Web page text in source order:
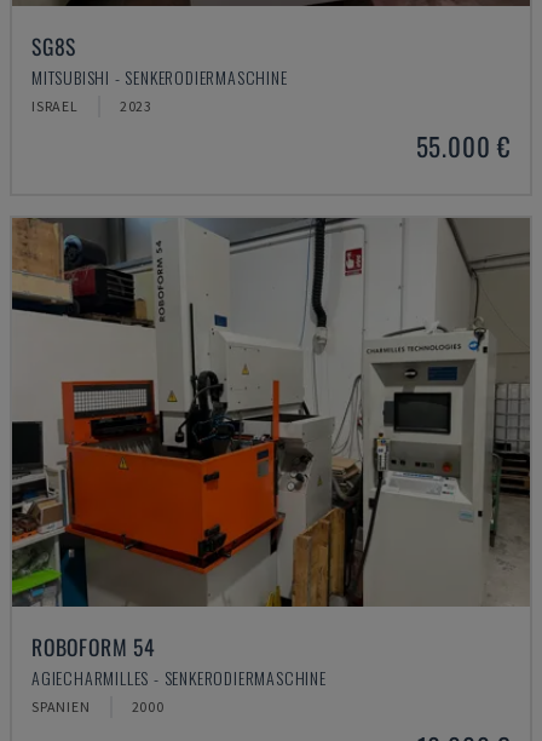
SG8S
MITSUBISHI - SENKERODIERMASCHINE
ISRAEL 2023
55.000 €
ROBOFORM 54
AGIECHARMILLES - SENKERODIERMASCHINE
SPANIEN 2000